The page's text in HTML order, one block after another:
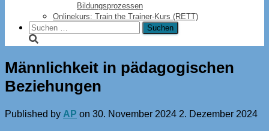
Bildungsprozessen
Onlinekurs: Train the Trainer-Kurs (RETT)
Suchen
nach:
Männlichkeit in pädagogischen
Beziehungen
Published by AP on 30. November 2024 2. Dezember 2024